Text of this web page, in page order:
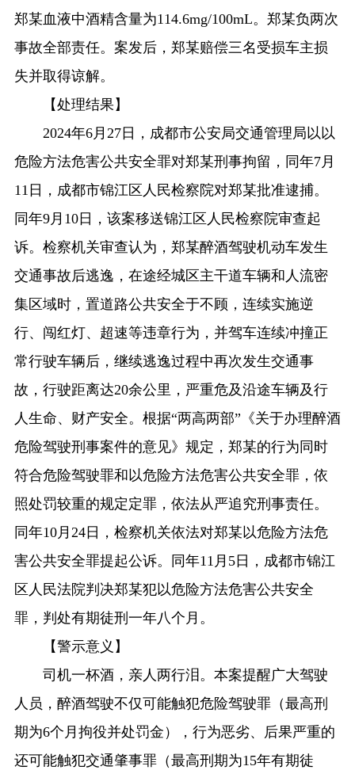
郑某血液中酒精含量为114.6mg/100mL。郑某负两次
事故全部责任。案发后，郑某赔偿三名受损车主损
失并取得谅解。
【处理结果】
2024年6月27日，成都市公安局交通管理局以以
危险方法危害公共安全罪对郑某刑事拘留，同年7月
11日，成都市锦江区人民检察院对郑某批准逮捕。
同年9月10日，该案移送锦江区人民检察院审查起
诉。检察机关审查认为，郑某醉酒驾驶机动车发生
交通事故后逃逸，在途经城区主干道车辆和人流密
集区域时，置道路公共安全于不顾，连续实施逆
行、闯红灯、超速等违章行为，并驾车连续冲撞正
常行驶车辆后，继续逃逸过程中再次发生交通事
故，行驶距离达20余公里，严重危及沿途车辆及行
人生命、财产安全。根据“两高两部”《关于办理醉酒
危险驾驶刑事案件的意见》规定，郑某的行为同时
符合危险驾驶罪和以危险方法危害公共安全罪，依
照处罚较重的规定定罪，依法从严追究刑事责任。
同年10月24日，检察机关依法对郑某以危险方法危
害公共安全罪提起公诉。同年11月5日，成都市锦江
区人民法院判决郑某犯以危险方法危害公共安全
罪，判处有期徒刑一年八个月。
【警示意义】
司机一杯酒，亲人两行泪。本案提醒广大驾驶
人员，醉酒驾驶不仅可能触犯危险驾驶罪（最高刑
期为6个月拘役并处罚金），行为恶劣、后果严重的
还可能触犯交通肇事罪（最高刑期为15年有期徒